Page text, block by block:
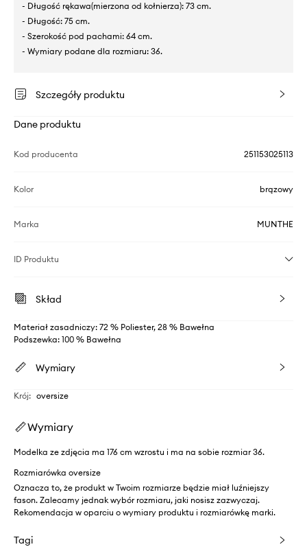
- Długość rękawa(mierzona od kołnierza): 73 cm.
- Długość: 75 cm.
- Szerokość pod pachami: 64 cm.
- Wymiary podane dla rozmiaru: 36.
Szczegóły produktu
Dane produktu
Kod producenta 251153025113
Kolor brązowy
Marka MUNTHE
ID Produktu
Skład
Materiał zasadniczy: 72 % Poliester, 28 % Bawełna
Podszewka: 100 % Bawełna
Wymiary
Krój: oversize
Wymiary
Modelka ze zdjęcia ma 176 cm wzrostu i ma na sobie rozmiar 36.
Rozmiarówka oversize
Oznacza to, że produkt w Twoim rozmiarze będzie miał luźniejszy
fason. Zalecamy jednak wybór rozmiaru, jaki nosisz zazwyczaj.
Rekomendacja w oparciu o wymiary produktu i rozmiarówkę marki.
Tagi